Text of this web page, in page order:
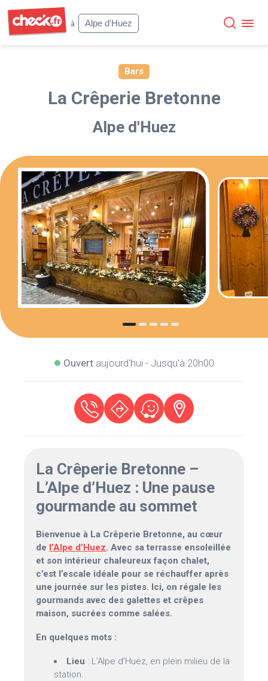
à
Alpe d'Huez
Bars
La Crêperie Bretonne
Alpe d'Huez
Ouvertaujourd'hui - Jusqu'à 20h00
La Crêperie Bretonne –
L’Alpe d’Huez : Une pause
gourmande au sommet
Bienvenue à La Crêperie Bretonne, au cœur
de l’Alpe d’Huez. Avec sa terrasse ensoleillée
et son intérieur chaleureux façon chalet,
c’est l’escale idéale pour se réchauffer après
une journée sur les pistes. Ici, on régale les
gourmands avec des galettes et crêpes
maison, sucrées comme salées.
En quelques mots :
Lieu : L’Alpe d’Huez, en plein milieu de la
station.